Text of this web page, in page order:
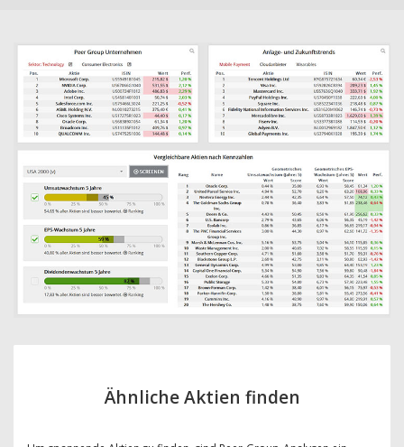
Ähnliche Aktien finden